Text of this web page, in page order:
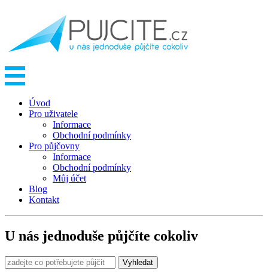
Úvod
Pro uživatele
Informace
Obchodní podmínky
Pro půjčovny
Informace
Obchodní podmínky
Můj účet
Blog
Kontakt
U nás jednoduše půjčíte cokoliv
Vyhledat